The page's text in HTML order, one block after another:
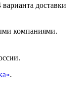
доставки
компаниями.
.